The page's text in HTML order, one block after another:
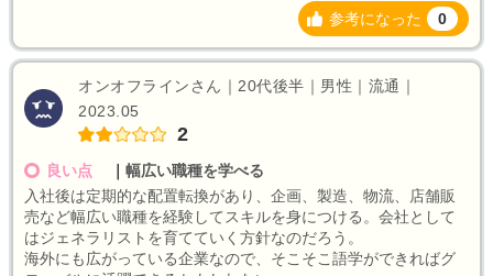
参考になった 0
オンオフラインさん｜20代後半｜男性｜流通｜
2023.05
2
良い点
幅広い職種を学べる
入社後は定期的な配置転換があり、企画、製造、物流、店舗販
売など幅広い職種を経験してスキルを身につける。会社として
はジェネラリストを育てていく方針なのだろう。
海外にも広がっている企業なので、そこそこ語学ができればグ